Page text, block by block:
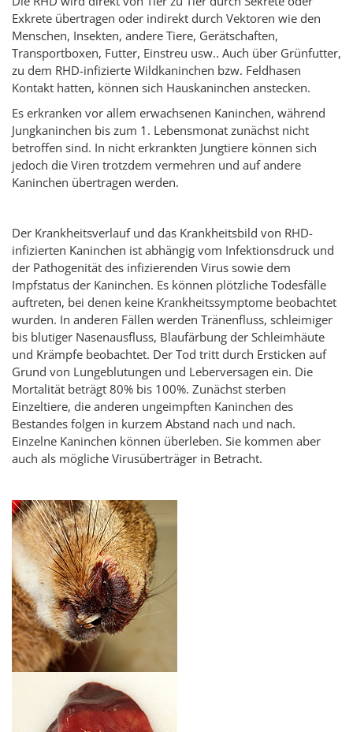
Exkrete übertragen oder indirekt durch Vektoren wie den
Menschen, Insekten, andere Tiere, Gerätschaften,
Transportboxen, Futter, Einstreu usw.. Auch über Grünfutter,
zu dem RHD-infizierte Wildkaninchen bzw. Feldhasen
Kontakt hatten, können sich Hauskaninchen anstecken.
Es erkranken vor allem erwachsenen Kaninchen, während
Jungkaninchen bis zum 1. Lebensmonat zunächst nicht
betroffen sind. In nicht erkrankten Jungtiere können sich
jedoch die Viren trotzdem vermehren und auf andere
Kaninchen übertragen werden.
Der Krankheitsverlauf und das Krankheitsbild von RHD-
infizierten Kaninchen ist abhängig vom Infektionsdruck und
der Pathogenität des infizierenden Virus sowie dem
Impfstatus der Kaninchen. Es können plötzliche Todesfälle
auftreten, bei denen keine Krankheitssymptome beobachtet
wurden. In anderen Fällen werden Tränenfluss, schleimiger
bis blutiger Nasenausfluss, Blaufärbung der Schleimhäute
und Krämpfe beobachtet. Der Tod tritt durch Ersticken auf
Grund von Lungeblutungen und Leberversagen ein. Die
Mortalität beträgt 80% bis 100%. Zunächst sterben
Einzeltiere, die anderen ungeimpften Kaninchen des
Bestandes folgen in kurzem Abstand nach und nach.
Einzelne Kaninchen können überleben. Sie kommen aber
auch als mögliche Virusüberträger in Betracht.